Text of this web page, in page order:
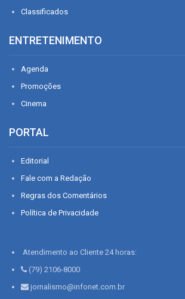
Classificados
ENTRETENIMENTO
Agenda
Promoções
Cinema
PORTAL
Editorial
Fale com a Redação
Regras dos Comentários
Política de Privacidade
Atendimento ao Cliente 24 horas:
(79) 2106-8000
jornalismo@infonet.com.br